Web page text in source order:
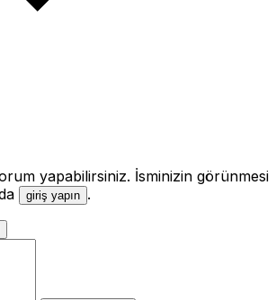
yapabilirsiniz. İsminizin görünmesi
giriş yapın .